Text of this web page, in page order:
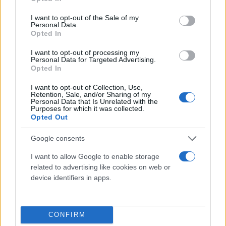
use your data for below specified purposes in below Google
consent section.
I want to opt-out of the Sale of my
Personal Data.
Opted In
I want to opt-out of processing my
Personal Data for Targeted Advertising.
Opted In
I want to opt-out of Collection, Use,
Retention, Sale, and/or Sharing of my
Personal Data that Is Unrelated with the
Purposes for which it was collected.
Opted Out
Google consents
I want to allow Google to enable storage
related to advertising like cookies on web or
device identifiers in apps.
CONFIRM
διαπίστωσε ότι μια δίαιτα πλούσια σε
καροτενοειδή, είχε ως αποτέλεσμα ένα πιο
ευχάριστο φυσικό άρωμα, ειδικά σε σύγκριση με
μια δίαιτα πλούσια σε υδατάνθρακες. Τα
και λαχανικά, το χαρακτηριστικό, έντονο χρώμα
3. Musk
Ίσως δεν αποτελεί έκπληξη το γεγονός ότι το musk,
είναι ένα άλλο άρωμα που μπορεί να σε κάνει να
το musk προήλθε από ένα ζώο, επομένως έχει ένα
εγγενές ξυλώδες, γήινο στοιχείο που το